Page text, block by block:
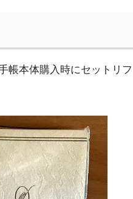
帳本体購入時にセットリフ